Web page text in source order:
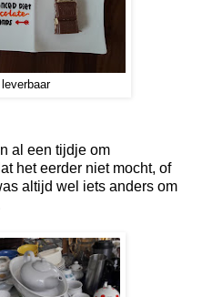
al een tijdje om
het eerder niet mocht, of
altijd wel iets anders om